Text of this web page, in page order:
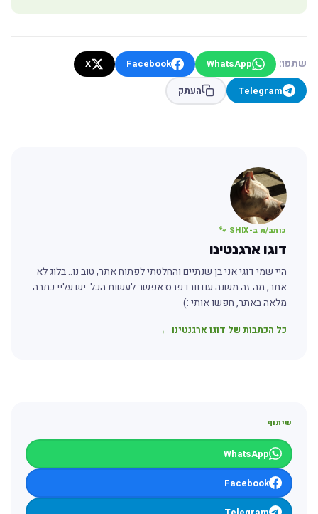
שתפו: WhatsApp
Facebook
X
Telegram
העתק
כותב/ת ב-SHIX 🐾
דוגו ארגנטינו
היי שמי דוגי אני בן שנתיים והחלטתי לפתוח אתר, טוב נו.. בלוג לא
אתר, מה זה משנה עם וורדפרס אפשר לעשות הכל. יש עליי כתבה
מלאה באתר, חפשו אותי :)
כל הכתבות של דוגו ארגנטינו ←
שיתוף
WhatsApp
Facebook